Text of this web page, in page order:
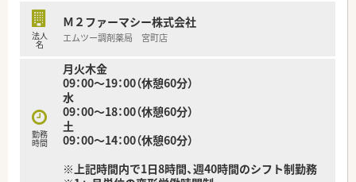
けます。
■調剤アシスタントによるピッキングサポート体制があり、薬剤
師は専門性の高い対人業務や管理業務に集中できる環境が整っ
法人
名
Ｍ２ファーマシー株式会社
エムツー調剤薬局 宮町店
勤務
時間
月火木金
09：00～19：00（休憩60分）
水
09：00～18：00（休憩60分）
土
09：00～14：00（休憩60分）
※上記時間内で1日8時間、週40時間のシフト制勤務